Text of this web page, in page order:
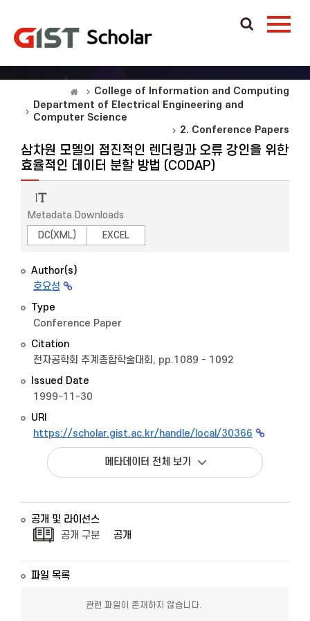
College of Information and Computing
Department of Electrical Engineering and
Computer Science
2. Conference Papers
삼차원 모델의 점진적인 렌더링과 오류 강인을 위한
효율적인 데이터 분할 방법 (CODAP)
Metadata Downloads
DC(XML)
EXCEL
Author(s)
호요성
Type
Conference Paper
Citation
전자공학회 추계종합학술대회, pp.1089 - 1092
Issued Date
1999-11-30
URI
https://scholar.gist.ac.kr/handle/local/30366
메타데이터 전체 보기
공개 및 라이선스
공개 구분
공개
파일 목록
관련 파일이 존재하지 않습니다.